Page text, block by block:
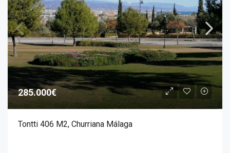
285.000€
Tontti 406 M2, Churriana Málaga